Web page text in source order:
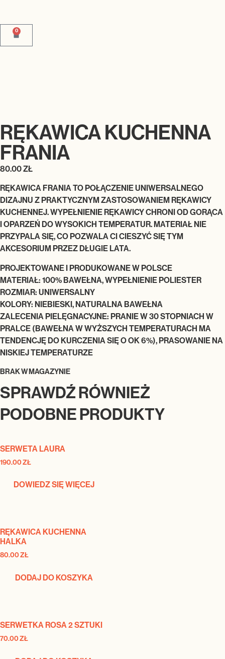
0
RĘKAWICA KUCHENNA
FRANIA
80.00ZŁ
RĘKAWICA FRANIA TO POŁĄCZENIE UNIWERSALNEGO
DIZAJNU Z PRAKTYCZNYM ZASTOSOWANIEM RĘKAWICY
KUCHENNEJ. WYPEŁNIENIE RĘKAWICY CHRONI OD GORĄCA
I OPARZEŃ DO WYSOKICH TEMPERATUR. MATERIAŁ NIE
PRZYPALA SIĘ, CO POZWALA CI CIESZYĆ SIĘ TYM
AKCESORIUM PRZEZ DŁUGIE LATA.
PROJEKTOWANE I PRODUKOWANE W POLSCE
MATERIAŁ: 100% BAWEŁNA, WYPEŁNIENIE POLIESTER
ROZMIAR: UNIWERSALNY
KOLORY: NIEBIESKI, NATURALNA BAWEŁNA
ZALECENIA PIELĘGNACYJNE: PRANIE W 30 STOPNIACH W
PRALCE (BAWEŁNA W WYŻSZYCH TEMPERATURACH MA
TENDENCJĘ DO KURCZENIA SIĘ O OK 6%), PRASOWANIE NA
NISKIEJ TEMPERATURZE
BRAK W MAGAZYNIE
SPRAWDŹ RÓWNIEŻ
PODOBNE PRODUKTY
SERWETA LAURA
190.00ZŁ
DOWIEDZ SIĘ WIĘCEJ
RĘKAWICA KUCHENNA
HALKA
80.00ZŁ
DODAJ DO KOSZYKA
SERWETKA ROSA 2 SZTUKI
70.00ZŁ